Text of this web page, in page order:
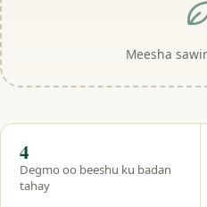
Meesha
Hal eeg
Degmo oo beeshu ku badan
tahay
4